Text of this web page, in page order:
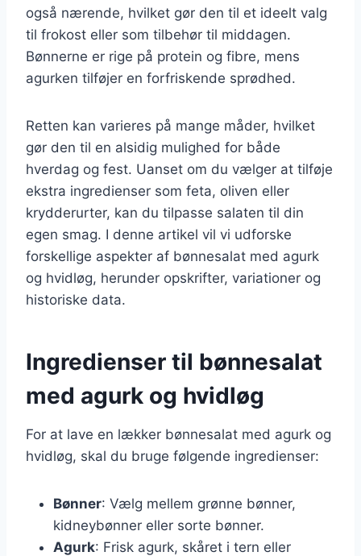
også nærende, hvilket gør den til et ideelt valg
til frokost eller som tilbehør til middagen.
Bønnerne er rige på protein og fibre, mens
agurken tilføjer en forfriskende sprødhed.
Retten kan varieres på mange måder, hvilket
gør den til en alsidig mulighed for både
hverdag og fest. Uanset om du vælger at tilføje
ekstra ingredienser som feta, oliven eller
krydderurter, kan du tilpasse salaten til din
egen smag. I denne artikel vil vi udforske
forskellige aspekter af bønnesalat med agurk
og hvidløg, herunder opskrifter, variationer og
historiske data.
Ingredienser til bønnesalat
med agurk og hvidløg
For at lave en lækker bønnesalat med agurk og
hvidløg, skal du bruge følgende ingredienser:
Bønner: Vælg mellem grønne bønner,
kidneybønner eller sorte bønner.
Agurk: Frisk agurk, skåret i tern eller